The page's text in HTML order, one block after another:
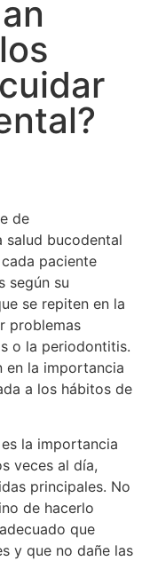
de
salud bucodental
paciente
según su
se repiten en la
problemas
o la periodontitis.
en la importancia
a los hábitos de
la importancia
veces al día,
principales. No
de hacerlo
que
y que no dañe las